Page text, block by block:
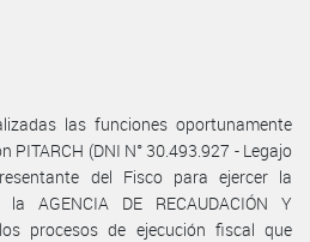
las funciones oportunamente
(DNI N° 30.493.927 - Legajo
del Fisco para ejercer la
AGENCIA DE RECAUDACIÓN Y
los procesos de ejecución fiscal que